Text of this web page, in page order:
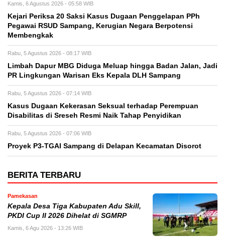
Kamis, 6 Agustus 2026 - 05:58 WIB
Kejari Periksa 20 Saksi Kasus Dugaan Penggelapan PPh
Pegawai RSUD Sampang, Kerugian Negara Berpotensi
Membengkak
Rabu, 5 Agustus 2026 - 08:17 WIB
Limbah Dapur MBG Diduga Meluap hingga Badan Jalan, Jadi
PR Lingkungan Warisan Eks Kepala DLH Sampang
Rabu, 5 Agustus 2026 - 07:14 WIB
Kasus Dugaan Kekerasan Seksual terhadap Perempuan
Disabilitas di Sreseh Resmi Naik Tahap Penyidikan
Rabu, 5 Agustus 2026 - 07:06 WIB
Proyek P3-TGAI Sampang di Delapan Kecamatan Disorot
BERITA TERBARU
Pamekasan
Kepala Desa Tiga Kabupaten Adu Skill,
PKDI Cup II 2026 Dihelat di SGMRP
Kamis, 6 Agu 2026 - 13:26 WIB